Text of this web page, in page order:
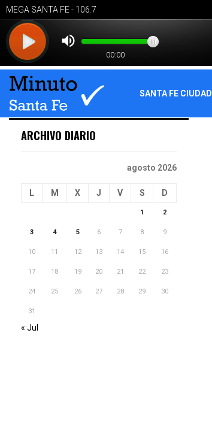
SANTA FE CIUDAD
ARCHIVO DIARIO
agosto 2026
L M X J V S D
1 2
3 4 5 6 7 8 9
10 11 12 13 14 15 16
17 18 19 20 21 22 23
24 25 26 27 28 29 30
31
« Jul